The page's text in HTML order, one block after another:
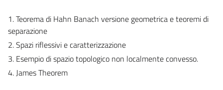
1. Teorema di Hahn Banach versione geometrica e teoremi di
separazione
2. Spazi riflessivi e caratterizzazione
3. Esempio di spazio topologico non localmente convesso.
4. James Theorem